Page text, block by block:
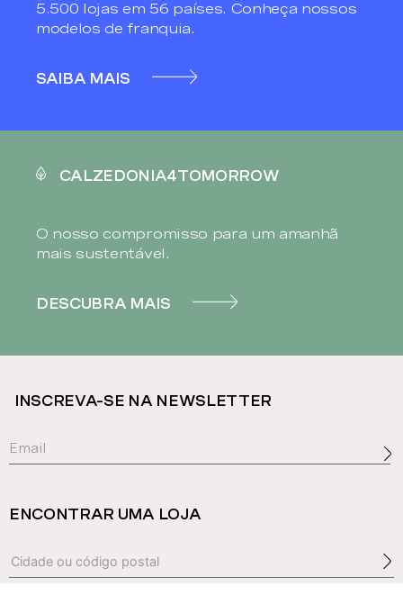
5.500 lojas em 56 países. Conheça nossos
modelos de franquia.
SAIBA MAIS
CALZEDONIA4TOMORROW
O nosso compromisso para um amanhã
mais sustentável.
DESCUBRA MAIS
INSCREVA-SE NA NEWSLETTER
ENCONTRAR UMA LOJA